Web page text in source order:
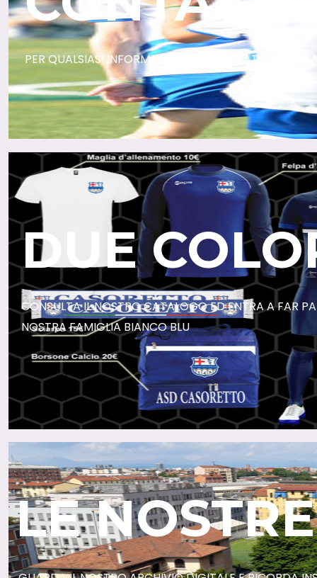
PER QUALSIASI INFORMAZIONE NON ESITATE A
DUE
CONSULTA IL NOSTRO CATALOGO ED ENTRA A FAR
NOSTRA FAMIGLIA BIANCO BLU
LE